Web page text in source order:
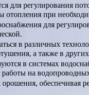
для регулирования
отопления при
для
в различных
а также в
в системах
на
обеспечивая